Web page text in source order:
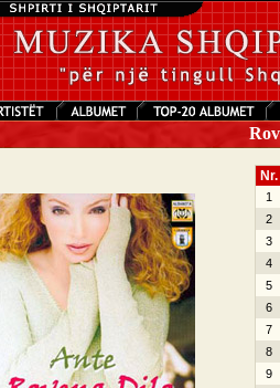
Nr.
1
2
3
4
5
6
7
8
9